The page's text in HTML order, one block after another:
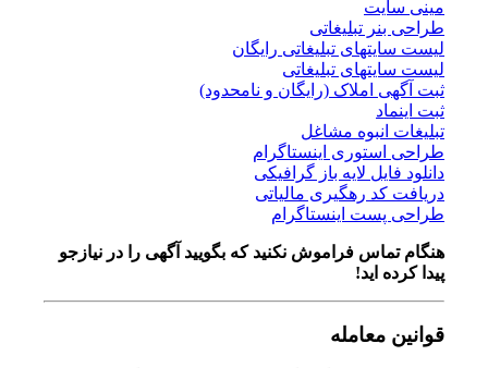
مینی سایت
طراحی بنر تبلیغاتی
لیست سایتهای تبلیغاتی رایگان
لیست سایتهای تبلیغاتی
ثبت آگهی املاک (رایگان و نامحدود)
ثبت اینماد
تبلیغات انبوه مشاغل
طراحی استوری اینستاگرام
دانلود فایل لایه باز گرافیکی
دریافت کد رهگیری مالیاتی
طراحی پست اینستاگرام
هنگام تماس فراموش نکنید که بگویید آگهی را در نیازجو
پیدا کرده اید!
قوانین معامله